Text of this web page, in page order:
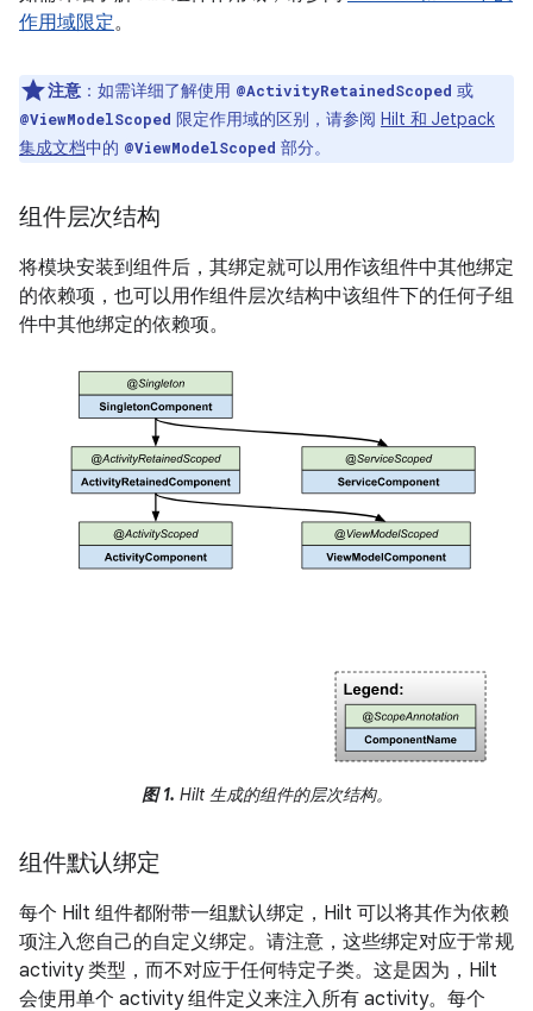
作用域限定。
注意 ：如需详细了解使用 @ActivityRetainedScoped 或
@ViewModelScoped 限定作用域的区别，请参阅 Hilt 和 Jetpack
集成文档中的 @ViewModelScoped 部分。
组件层次结构
将模块安装到组件后，其绑定就可以用作该组件中其他绑定
的依赖项，也可以用作组件层次结构中该组件下的任何子组
件中其他绑定的依赖项。
图 1. Hilt 生成的组件的层次结构。
组件默认绑定
每个 Hilt 组件都附带一组默认绑定，Hilt 可以将其作为依赖
项注入您自己的自定义绑定。请注意，这些绑定对应于常规
activity 类型，而不对应于任何特定子类。这是因为，Hilt
会使用单个 activity 组件定义来注入所有 activity。每个